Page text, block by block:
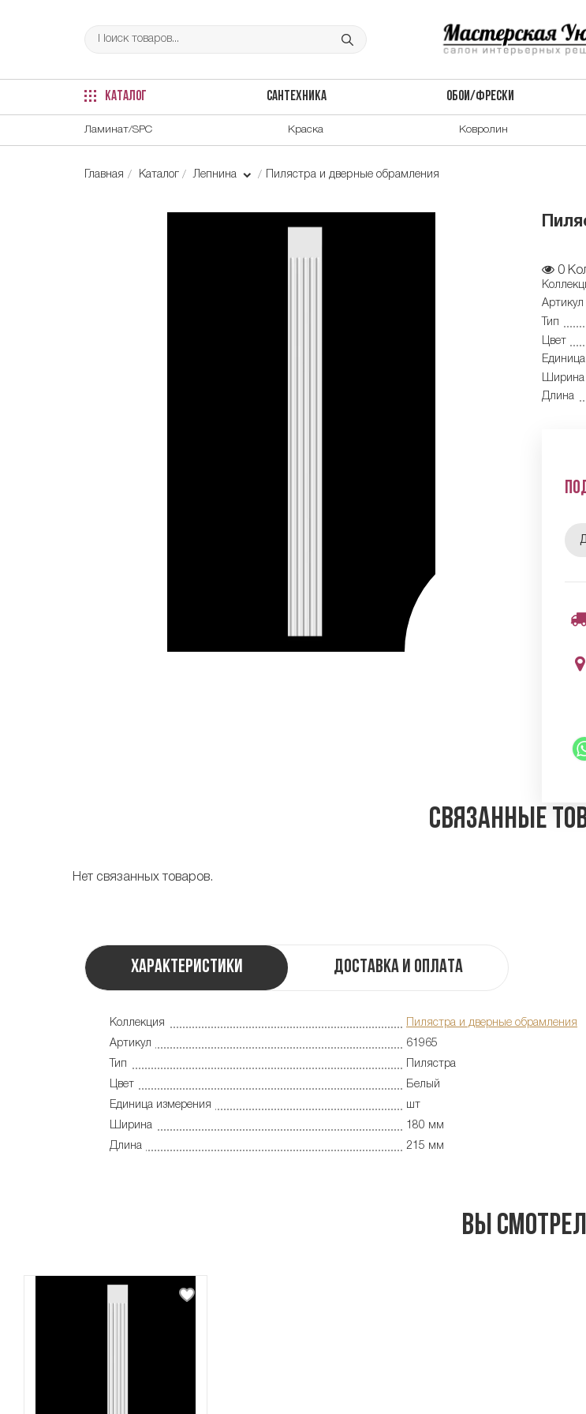
КАТАЛОГ САНТЕХНИКА ОБОИ/ФРЕСКИ
Ламинат/SPC Краска Ковролин
Главная Каталог Лепнина Пилястра и дверные обрамления
0
Артикул
Тип
Цвет
Ширина
Длина
Связанные
Нет связанных товаров.
Характеристики Доставка и оплата
Коллекция
Пилястра и дверные обрамления
Артикул
61965
Тип
Пилястра
Цвет
Белый
Единица измерения
шт
Ширина
180 мм
Длина
215 мм
Вы